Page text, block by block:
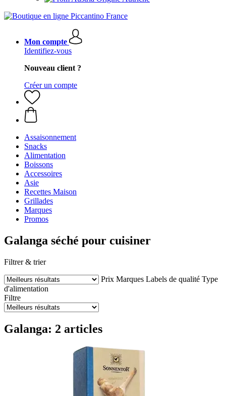
Mon compte
Identifiez-vous
Nouveau client ?
Créer un compte
Assaisonnement
Snacks
Alimentation
Boissons
Accessoires
Asie
Recettes Maison
Grillades
Marques
Promos
Galanga séché pour cuisiner
Filtrer & trier
Prix Marques Labels de qualité Type
d'alimentation
Filtre
Galanga: 2 articles